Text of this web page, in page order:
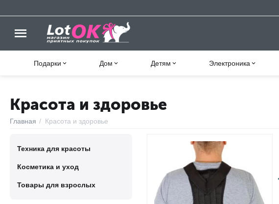
Подарки Дом Детям Электроника
Красота и здоровье
Главная / Красота и здоровье
Техника для красоты
Косметика и уход
Товары для взрослых